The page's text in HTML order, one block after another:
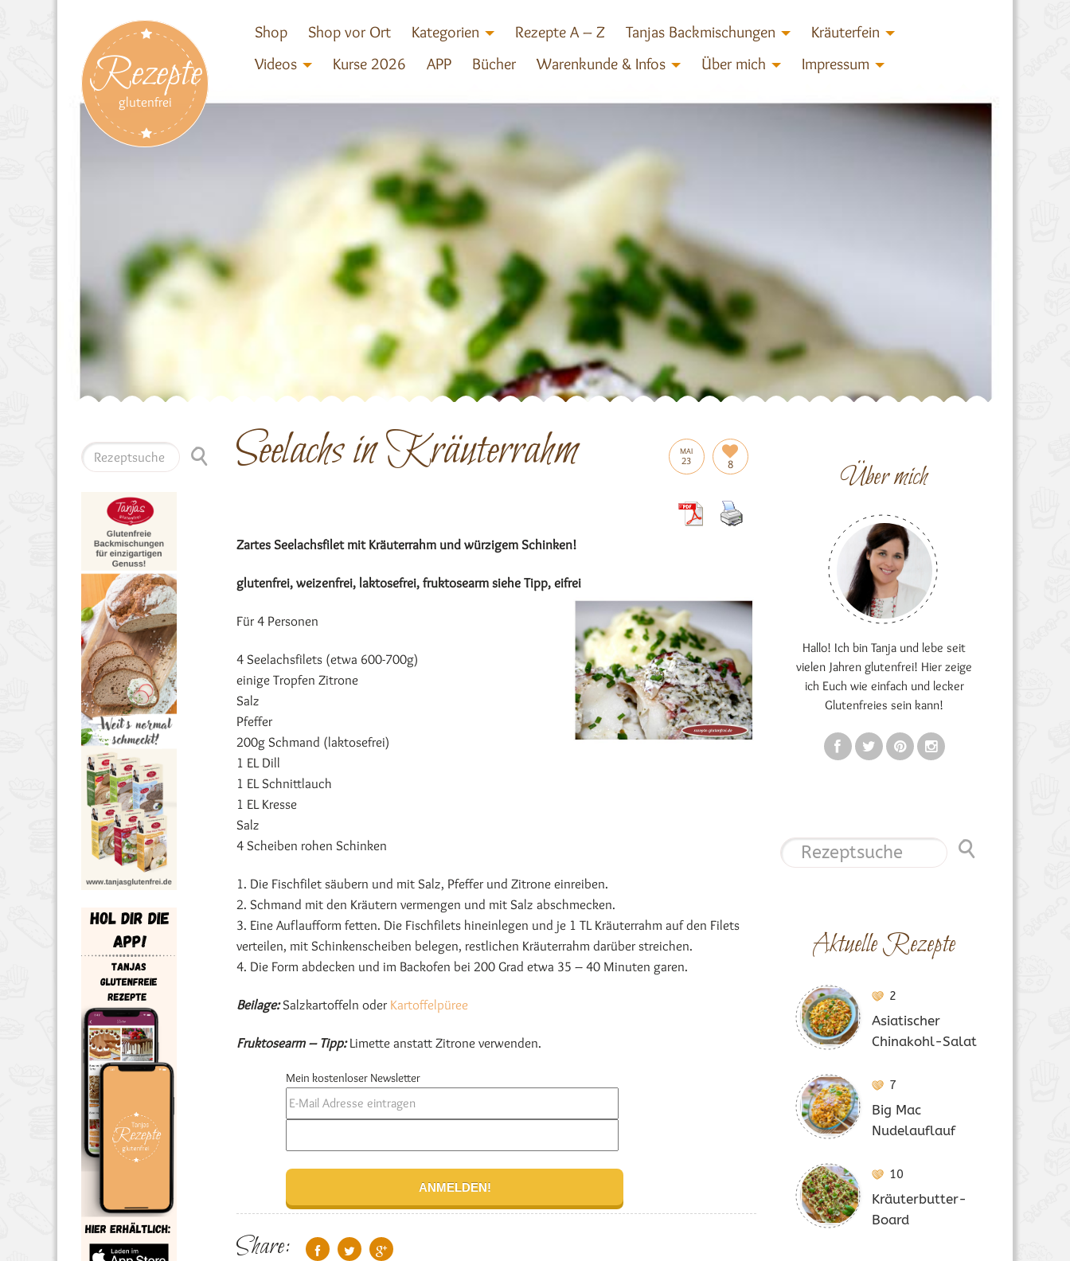
Rezepte
glutenfrei
Shop Shop vor Ort Kategorien Rezepte A – Z Tanjas Backmischungen
Kräuterfein
Videos
Kurse 2026 APP Bücher Warenkunde & Infos Über mich Impressum
MAI
23 8
Seelachs in Kräuterrahm
Zartes Seelachsfilet mit Kräuterrahm und würzigem Schinken!
glutenfrei, weizenfrei, laktosefrei, fruktosearm siehe Tipp, eifrei
Für 4 Personen
4 Seelachsfilets (etwa 600-700g)
einige Tropfen Zitrone
Salz
Pfeffer
200g Schmand (laktosefrei)
1 EL Dill
1 EL Schnittlauch
1 EL Kresse
Salz
4 Scheiben rohen Schinken
1. Die Fischfilet säubern und mit Salz, Pfeffer und Zitrone einreiben.
2. Schmand mit den Kräutern vermengen und mit Salz abschmecken.
3. Eine Auflaufform fetten. Die Fischfilets hineinlegen und je 1 TL Kräuterrahm auf den Filets
verteilen, mit Schinkenscheiben belegen, restlichen Kräuterrahm darüber streichen.
4. Die Form abdecken und im Backofen bei 200 Grad etwa 35 – 40 Minuten garen.
Beilage:Salzkartoffeln oder Kartoffelpüree
Fruktosearm – Tipp:Limette anstatt Zitrone verwenden.
Mein kostenloser Newsletter
Share:
Über mich
Hallo! Ich bin Tanja und lebe seit
vielen Jahren glutenfrei! Hier zeige
ich Euch wie einfach und lecker
Glutenfreies sein kann!
Aktuelle Rezepte
2
Asiatischer
Chinakohl-Salat
7
Big Mac
Nudelauflauf
10
Kräuterbutter-
Board